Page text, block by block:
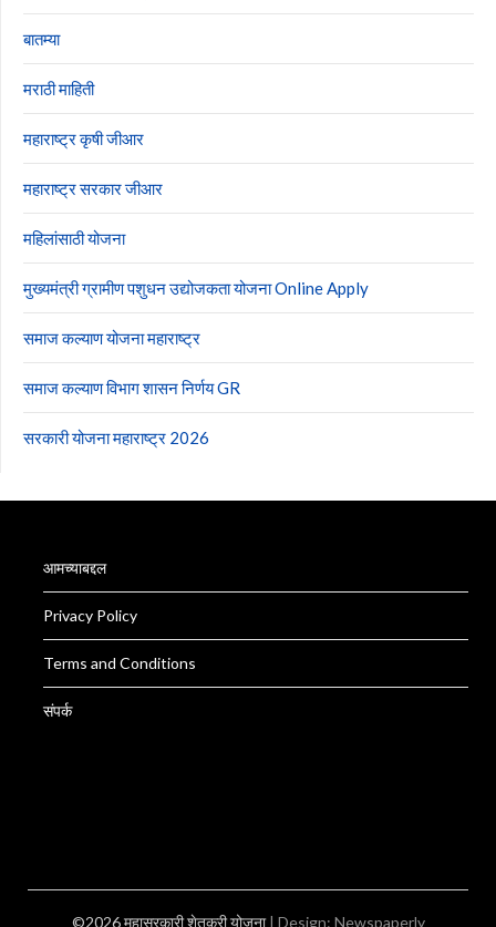
बातम्या
मराठी माहिती
महाराष्ट्र कृषी जीआर
महाराष्ट्र सरकार जीआर
महिलांसाठी योजना
मुख्यमंत्री ग्रामीण पशुधन उद्योजकता योजना Online Apply
समाज कल्याण योजना महाराष्ट्र
समाज कल्याण विभाग शासन निर्णय GR
सरकारी योजना महाराष्ट्र 2026
आमच्याबद्दल
Privacy Policy
Terms and Conditions
संपर्क
©2026 महासरकारी शेतकरी योजना| Design: Newspaperly